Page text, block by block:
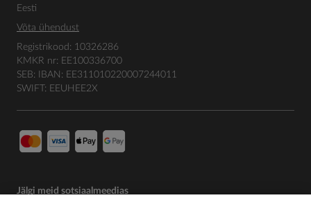
Eesti
Võta ühendust
Registrikood: 10326286
KMKR nr: EE100336700
SEB: IBAN: EE311010220007244011
SWIFT: EEUHEE2X
Jälgi meid sotsiaalmeedias